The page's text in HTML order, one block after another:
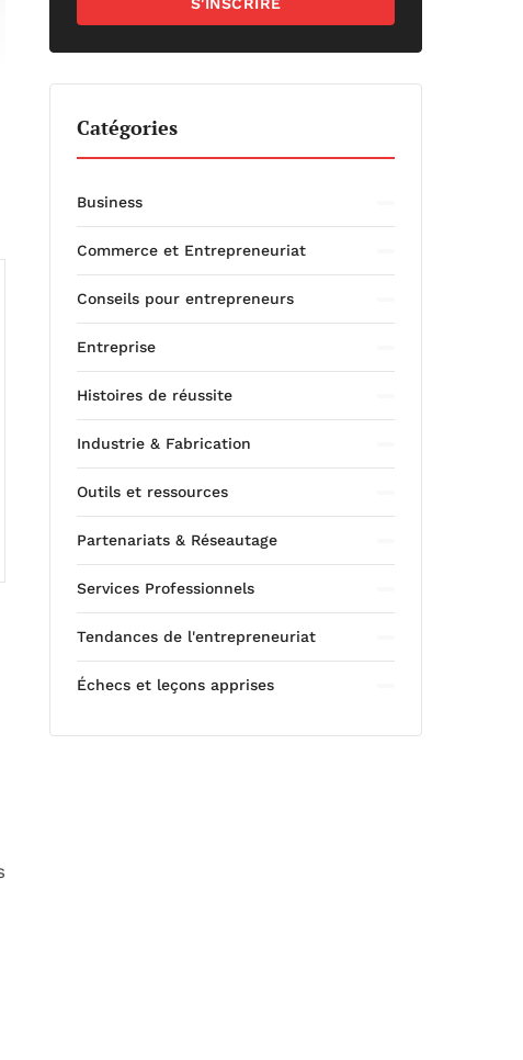
Catégories
Business
Commerce et Entrepreneuriat
Conseils pour entrepreneurs
Entreprise
Histoires de réussite
Industrie & Fabrication
Outils et ressources
Partenariats & Réseautage
Services Professionnels
Tendances de l'entrepreneuriat
Échecs et leçons apprises